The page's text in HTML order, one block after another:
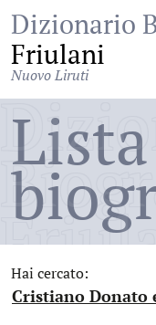
Dizionario
Friulani
Nuovo Liruti
Lista
Hai cercato:
Cristiano Donato